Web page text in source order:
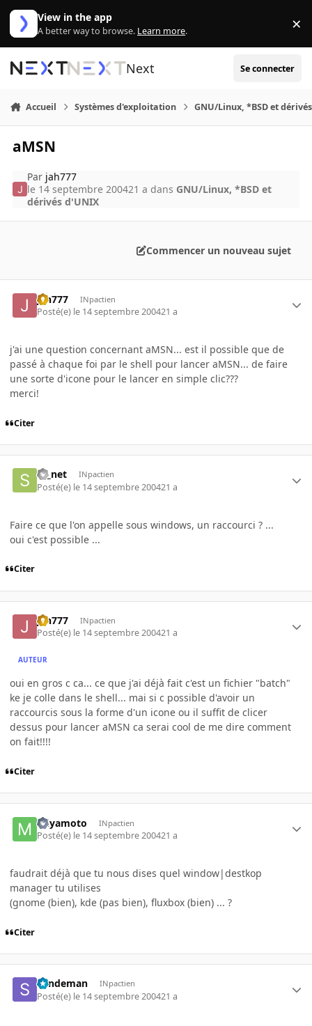
Aller au contenu
View in the app
A better way to browse. Learn more. ×
Next Se connecter
Accueil Systèmes d'exploitation GNU/Linux, *BSD et
aMSN
Par jah777
le 14 septembre 200421 a dans GNU/Linux, *BSD et
dérivés d'UNIX
Commencer un nouveau sujet
jah777 INpactien
Posté(e) le 14 septembre 200421 a
j'ai une question concernant aMSN... est il possible que de
passé à chaque foi par le shell pour lancer aMSN... de faire
une sorte d'icone pour le lancer en simple clic???
merci!
Citer
sc_net INpactien
Posté(e) le 14 septembre 200421 a
Faire ce que l'on appelle sous windows, un raccourci ? ...
oui c'est possible ...
Citer
jah777 INpactien
Posté(e) le 14 septembre 200421 a
AUTEUR
oui en gros c ca... ce que j'ai déjà fait c'est un fichier "batch"
ke je colle dans le shell... mai si c possible d'avoir un
raccourcis sous la forme d'un icone ou il suffit de clicer
dessus pour lancer aMSN ca serai cool de me dire comment
on fait!!!!
Citer
miyamoto INpactien
Posté(e) le 14 septembre 200421 a
faudrait déjà que tu nous dises quel window|destkop
manager tu utilises
(gnome (bien), kde (pas bien), fluxbox (bien) ... ?
Citer
Sandeman INpactien
Posté(e) le 14 septembre 200421 a